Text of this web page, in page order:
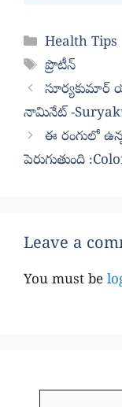
Categories
Health Tips
Tags
ప్రొటీన్‌
సూర్యకుమార్
నామినేట్ -
ఈ రంగులో
పెరుగుతుంది
Leave a
You must be